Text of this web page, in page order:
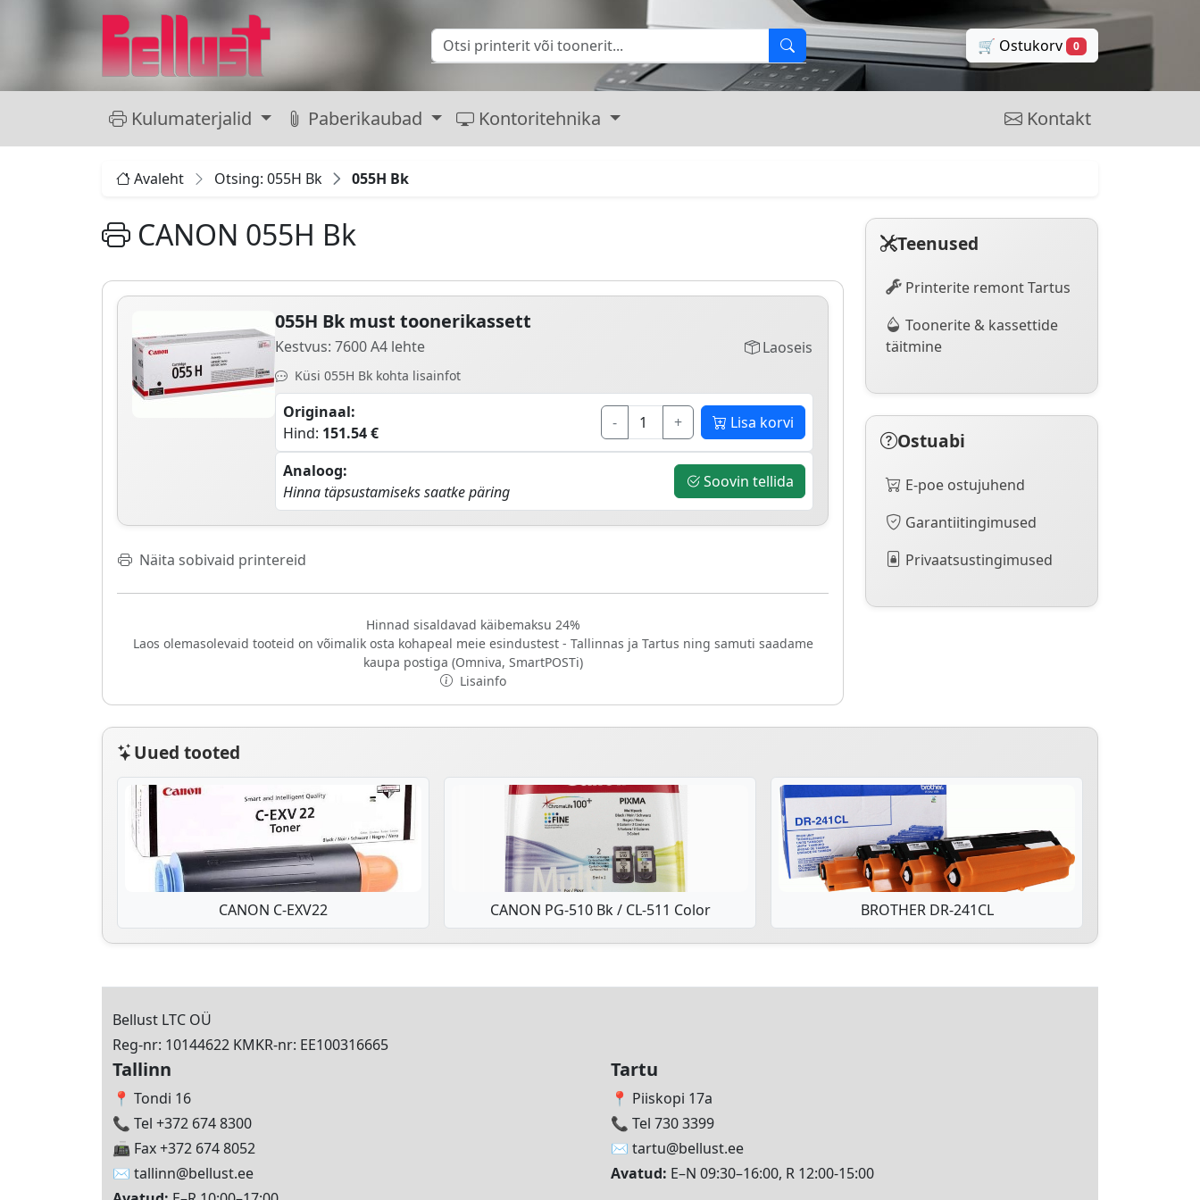
🛒 Ostukorv 0
Kulumaterjalid Paberikaubad Kontoritehnika Kontakt
Avaleht Otsing: 055H Bk 055H Bk
CANON 055H Bk
055H Bk must toonerikassett
Kestvus: 7600 A4 lehte
Küsi 055H Bk kohta lisainfot
Laoseis
Originaal:
Hind: 151.54 €
- + Lisa korvi
Analoog:
Hinna täpsustamiseks saatke päring
Soovin tellida
Näita sobivaid printereid
Hinnad sisaldavad käibemaksu 24%
Laos olemasolevaid tooteid on võimalik osta kohapeal meie esindustest - Tallinnas ja Tartus ning samuti saadame
kaupa postiga (Omniva, SmartPOSTi)
Lisainfo
Teenused
Printerite remont Tartus
Toonerite & kassettide
täitmine
Ostuabi
E-poe ostujuhend
Garantiitingimused
Privaatsustingimused
Uued tooted
CANON C-EXV22 CANON PG-510 Bk / CL-511 Color BROTHER DR-241CL
Bellust LTC OÜ
Reg-nr: 10144622 KMKR-nr: EE100316665
Tallinn
📍 Tondi 16
📞 Tel +372 674 8300
📠 Fax +372 674 8052
✉️ tallinn@bellust.ee
Tartu
📍 Piiskopi 17a
📞 Tel 730 3399
✉️ tartu@bellust.ee
Avatud: E–N 09:30–16:00, R 12:00-15:00